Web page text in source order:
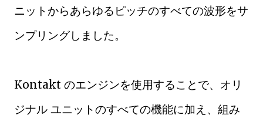
ニットからあらゆるピッチのすべての波形をサ
ンプリングしました。
Kontakt のエンジンを使用することで、オリ
ジナル ユニットのすべての機能に加え、組み